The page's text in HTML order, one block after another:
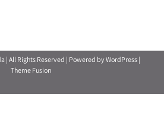
| All Rights Reserved | Powered byWordPress|
Theme Fusion